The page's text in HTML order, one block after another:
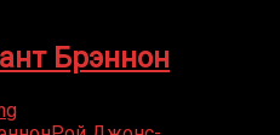
Брэннон